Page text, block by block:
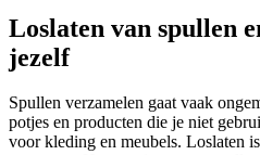
Loslaten van spullen
jezelf
Spullen verzamelen gaat vaak
potjes en producten die je niet
voor kleding en meubels. Loslaten